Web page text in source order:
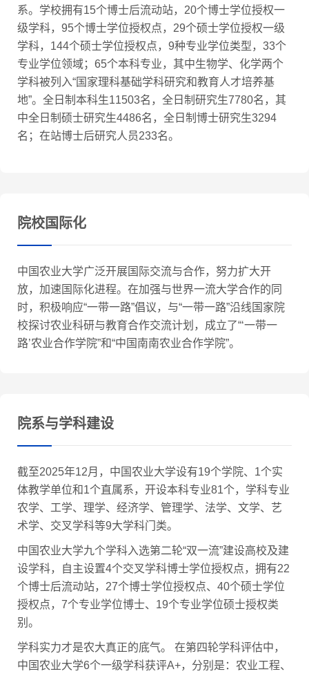
系。学校拥有15个博士后流动站，20个博士学位授权一
级学科，95个博士学位授权点，29个硕士学位授权一级
学科，144个硕士学位授权点，9种专业学位类型，33个
专业学位领域；65个本科专业，其中生物学、化学两个
学科被列入“国家理科基础学科研究和教育人才培养基
地”。全日制本科生11503名，全日制研究生7780名，其
中全日制硕士研究生4486名，全日制博士研究生3294
名；在站博士后研究人员233名。
院校国际化
中国农业大学广泛开展国际交流与合作，努力扩大开
放，加速国际化进程。在加强与世界一流大学合作的同
时，积极响应“一带一路”倡议，与“一带一路”沿线国家院
校探讨农业科研与教育合作交流计划，成立了“‘一带一
路’农业合作学院”和“中国南南农业合作学院”。
院系与学科建设
截至2025年12月，中国农业大学设有19个学院、1个实
体教学单位和1个直属系，开设本科专业81个，学科专业
农学、工学、理学、经济学、管理学、法学、文学、艺
术学、交叉学科等9大学科门类。
中国农业大学九个学科入选第二轮“双一流”建设高校及建
设学科，自主设置4个交叉学科博士学位授权点，拥有22
个博士后流动站，27个博士学位授权点、40个硕士学位
授权点，7个专业学位博士、19个专业学位硕士授权类
别。
学科实力才是农大真正的底气。 在第四轮学科评估中，
中国农业大学6个一级学科获评A+，分别是：农业工程、